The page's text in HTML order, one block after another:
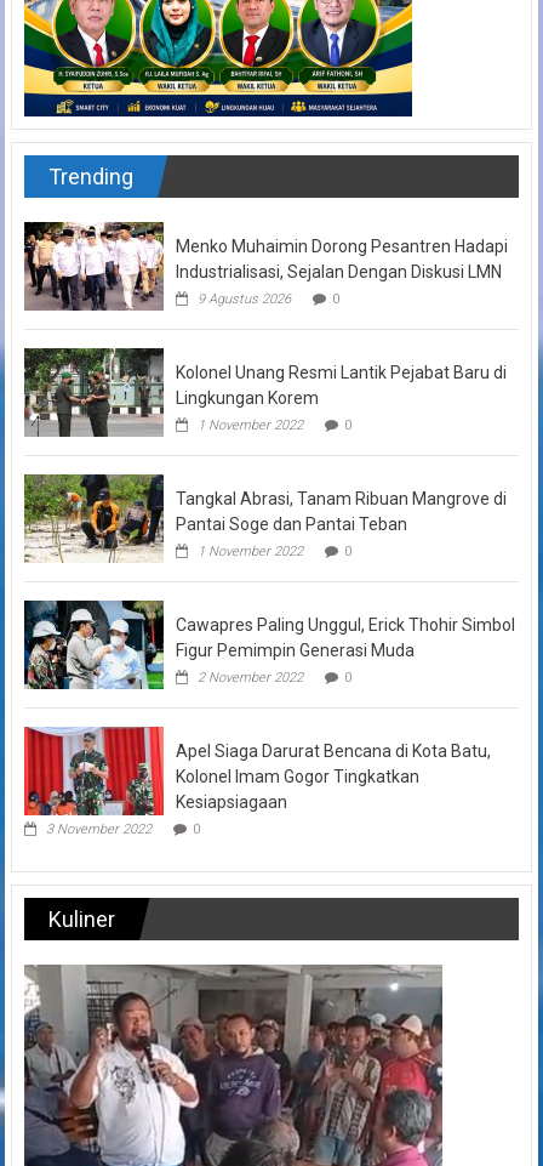
Trending
Menko Muhaimin Dorong Pesantren Hadapi
Industrialisasi, Sejalan Dengan Diskusi LMN
9 Agustus 2026 0
Kolonel Unang Resmi Lantik Pejabat Baru di
Lingkungan Korem
1 November 2022 0
Tangkal Abrasi, Tanam Ribuan Mangrove di
Pantai Soge dan Pantai Teban
1 November 2022 0
Cawapres Paling Unggul, Erick Thohir Simbol
Figur Pemimpin Generasi Muda
2 November 2022 0
Apel Siaga Darurat Bencana di Kota Batu,
Kolonel Imam Gogor Tingkatkan
Kesiapsiagaan
3 November 2022 0
Kuliner